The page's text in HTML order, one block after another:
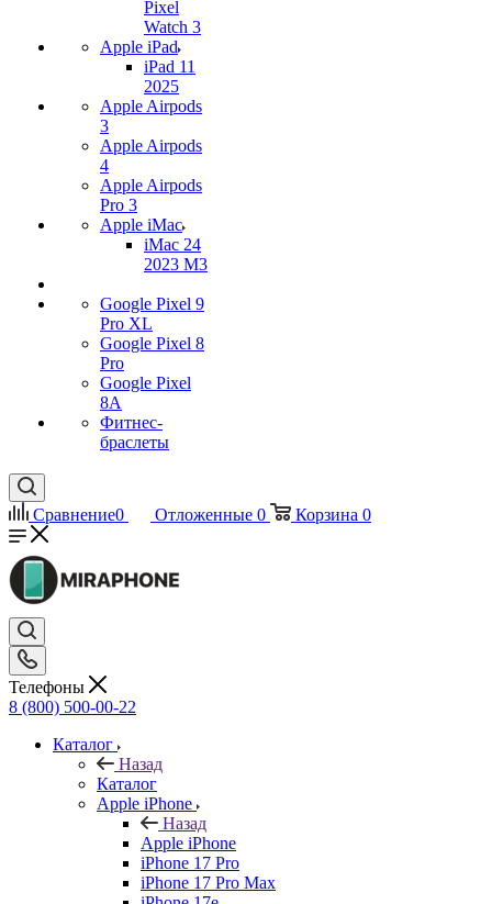
Pixel
Watch 3
Apple iPad
iPad 11
2025
Apple Airpods
3
Apple Airpods
4
Apple Airpods
Pro 3
Apple iMac
iMac 24
2023 M3
Google Pixel 9
Pro XL
Google Pixel 8
Pro
Google Pixel
8A
Фитнес-
браслеты
Сравнение0 Отложенные 0 Корзина 0
Телефоны
8 (800) 500-00-22
Каталог
Назад
Каталог
Apple iPhone
Назад
Apple iPhone
iPhone 17 Pro
iPhone 17 Pro Max